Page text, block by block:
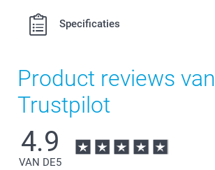
Specificaties
Product reviews van
Trustpilot
4.9
VAN DE5